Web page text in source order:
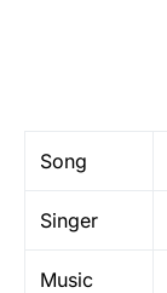
Song
Singer
Music